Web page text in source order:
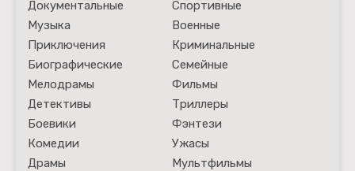
Документальные
Спортивные
Музыка
Военные
Приключения
Криминальные
Биографические
Семейные
Мелодрамы
Фильмы
Детективы
Триллеры
Боевики
Фэнтези
Комедии
Ужасы
Драмы
Мультфильмы